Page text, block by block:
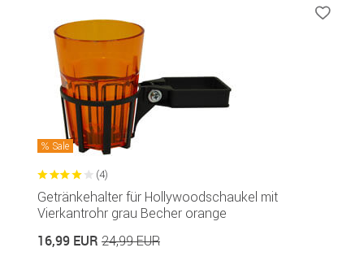
Sale
(4)
Getränkehalter für Hollywoodschaukel mit
Vierkantrohr grau Becher orange
16,99 EUR 24,99 EUR